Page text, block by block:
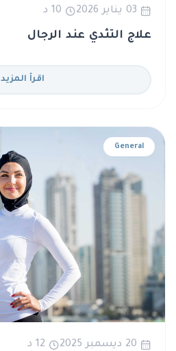
03 يناير 2026 10 د
علاج التثدي عند الرجال
اقرأ المزيد
General
20 ديسمبر 2025 12 د